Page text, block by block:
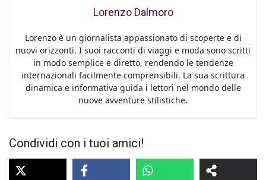
Lorenzo Dalmoro
Lorenzo è un giornalista appassionato di scoperte e di
nuovi orizzonti. I suoi racconti di viaggi e moda sono scritti
in modo semplice e diretto, rendendo le tendenze
internazionali facilmente comprensibili. La sua scrittura
dinamica e informativa guida i lettori nel mondo delle
nuove avventure stilistiche.
Condividi con i tuoi amici!